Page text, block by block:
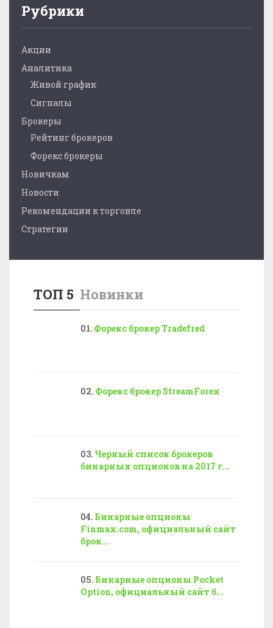
Рубрики
Акции
Аналитика
Живой график
Сигналы
Брокеры
Рейтинг брокеров
Форекс брокеры
Новичкам
Новости
Рекомендации к торговле
Стратегии
ТОП 5 Новинки
Форекс брокер Tradefred
Форекс брокер StreamForex
Черный список брокеров
бинарных опционов на 2017 г...
Бинарные опционы
Finmax.com, официальный сайт
брок...
Бинарные опционы Pocket
Option, официальный сайт б...